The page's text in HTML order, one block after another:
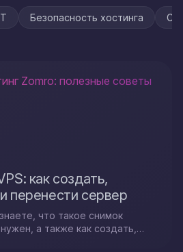
Безопасность хостинга
Zomro: полезные советы
как создать,
перенести сервер
что такое снимок
а также как создать,